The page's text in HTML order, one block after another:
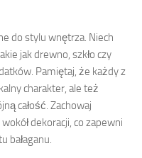
do stylu wnętrza. Niech
jak drewno, szkło czy
Pamiętaj, że każdy z
charakter, ale też
całość. Zachowaj
dekoracji, co zapewni
bałaganu.